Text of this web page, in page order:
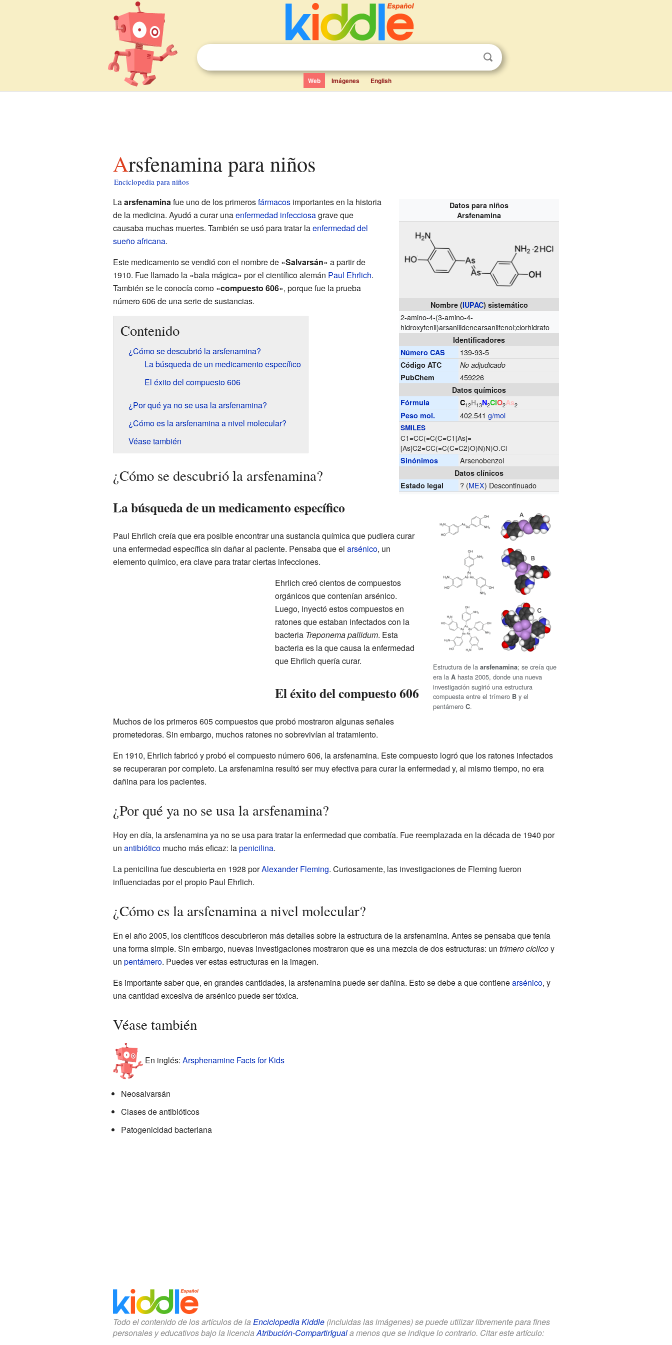
Web Imágenes English
Arsfenamina para niños
Enciclopedia para niños
Datos para niños
Arsfenamina
Nombre (IUPAC) sistemático
2-amino-4-(3-amino-4-
hidroxyfenil)arsanilidenearsanilfenol;clorhidrato
Identificadores
Número CAS
139-93-5
Código ATC
No adjudicado
PubChem
459226
Datos químicos
Fórmula
C12H13N2ClO2As2
Peso mol. 402.541g/mol
SMILES
C1=CC(=C(C=C1[As]=
[As]C2=CC(=C(C=C2)O)N)N)O.Cl
Sinónimos
Arsenobenzol
Datos clínicos
Estado legal
? (MEX) Descontinuado
Estructura de laarsfenamina; se creía que
era laA hasta 2005, donde una nueva
investigación sugirió una estructura
compuesta entre el trímero B y el
pentámeroC.
Laarsfenaminafue uno de los primerosfármacosimportantes en la historia
de la medicina. Ayudó a curar unaenfermedad infecciosagrave que
causaba muchas muertes. También se usó para tratar laenfermedad del
sueño africana.
Este medicamento se vendió con el nombre de «Salvarsán» a partir de
1910. Fue llamado la «bala mágica» por el científico alemán Paul Ehrlich.
También se le conocía como «compuesto 606», porque fue la prueba
número 606 de una serie de sustancias.
Contenido
¿Cómo se descubrió la arsfenamina?
La búsqueda de un medicamento específico
El éxito del compuesto 606
¿Por qué ya no se usa la arsfenamina?
¿Cómo es la arsfenamina a nivel molecular?
Véase también
¿Cómo se descubrió la arsfenamina?
La búsqueda de un medicamento específico
Paul Ehrlich creía que era posible encontrar una sustancia química que pudiera curar
una enfermedad específica sin dañar al paciente. Pensaba que el arsénico, un
elemento químico, era clave para tratar ciertas infecciones.
Ehrlich creó cientos de compuestos
orgánicos que contenían arsénico.
Luego, inyectó estos compuestos en
ratones que estaban infectados con la
bacteria Treponema pallidum. Esta
bacteria es la que causa la enfermedad
que Ehrlich quería curar.
El éxito del compuesto 606
Muchos de los primeros 605 compuestos que probó mostraron algunas señales
prometedoras. Sin embargo, muchos ratones no sobrevivían al tratamiento.
En 1910, Ehrlich fabricó y probó el compuesto número 606, la arsfenamina. Este compuesto logró que los ratones infectados
se recuperaran por completo. La arsfenamina resultó ser muy efectiva para curar la enfermedad y, al mismo tiempo, no era
dañina para los pacientes.
¿Por qué ya no se usa la arsfenamina?
Hoy en día, la arsfenamina ya no se usa para tratar la enfermedad que combatía. Fue reemplazada en la década de 1940 por
un antibióticomucho más eficaz: lapenicilina.
La penicilina fue descubierta en 1928 porAlexander Fleming. Curiosamente, las investigaciones de Fleming fueron
influenciadas por el propio Paul Ehrlich.
¿Cómo es la arsfenamina a nivel molecular?
En el año 2005, los científicos descubrieron más detalles sobre la estructura de la arsfenamina. Antes se pensaba que tenía
una forma simple. Sin embargo, nuevas investigaciones mostraron que es una mezcla de dos estructuras: un trímero cíclicoy
un pentámero. Puedes ver estas estructuras en la imagen.
Es importante saber que, en grandes cantidades, la arsfenamina puede ser dañina. Esto se debe a que contienearsénico, y
una cantidad excesiva de arsénico puede ser tóxica.
Véase también
En inglés: Arsphenamine Facts for Kids
Neosalvarsán
Clases de antibióticos
Patogenicidad bacteriana
Todo el contenido de los artículos de la Enciclopedia Kiddle(incluidas las imágenes) se puede utilizar libremente para fines
personales y educativos bajo la licenciaAtribución-CompartirIguala menos que se indique lo contrario. Citar este artículo: